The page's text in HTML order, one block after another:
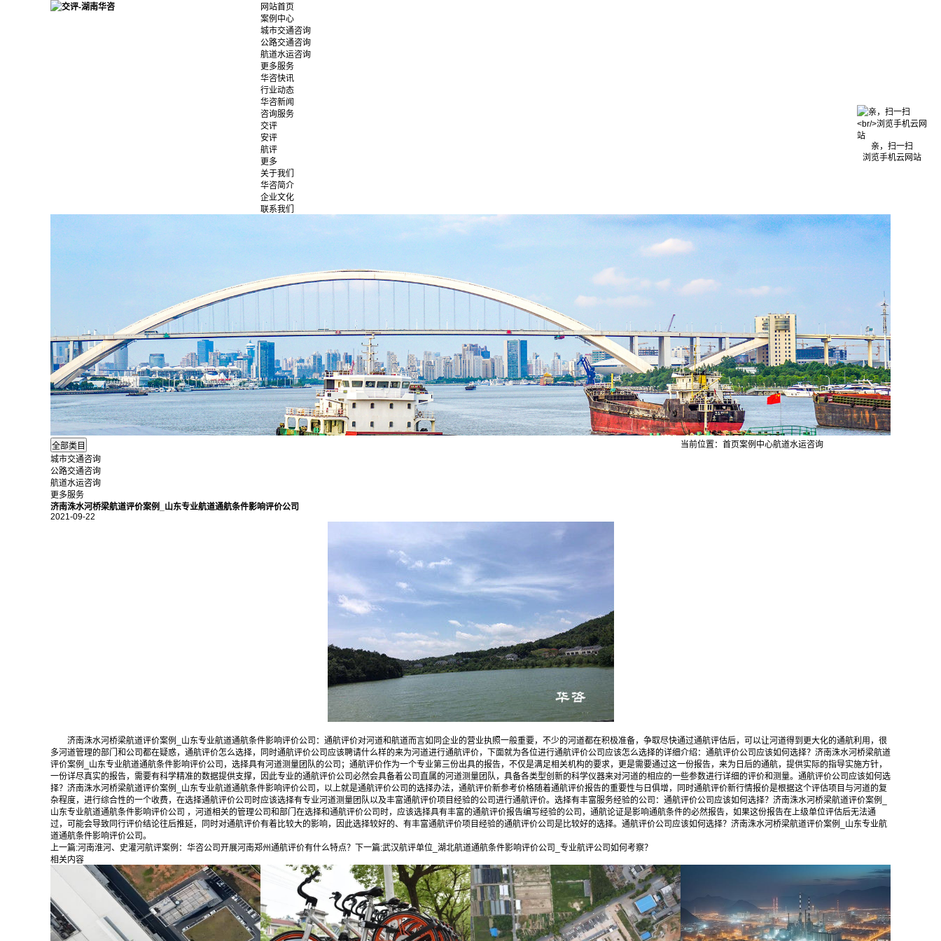
网站首页
案例中心
城市交通咨询
公路交通咨询
航道水运咨询
更多服务
华咨快讯
行业动态
华咨新闻
咨询服务
交评
安评
航评
更多
关于我们
华咨简介
企业文化
联系我们
城市交通咨询
公路交通咨询
航道水运咨询
更多服务
当前位置： 首页案例中心航道水运咨询
济南洙水河桥梁航道评价案例_山东专业航道通航条件影响评价公司
2021-09-22
济南洙水河桥梁航道评价案例_山东专业航道通航条件影响评价公司：通航评价对河道和航道而言如同企业的营业执照一般重要，不少的河道都在积极准备，争取尽快通过通航评估后，可以让河道得到更大化的通航利用，很
多河道管理的部门和公司都在疑惑，通航评价怎么选择，同时通航评价公司应该聘请什么样的来为河道进行通航评价，下面就为各位进行通航评价公司应该怎么选择的详细介绍：通航评价公司应该如何选择？济南洙水河桥梁航道
评价案例_山东专业航道通航条件影响评价公司，选择具有河道测量团队的公司；通航评价作为一个专业第三份出具的报告，不仅是满足相关机构的要求，更是需要通过这一份报告，来为日后的通航，提供实际的指导实施方针，
一份详尽真实的报告，需要有科学精准的数据提供支撑，因此专业的通航评价公司必然会具备着公司直属的河道测量团队，具备各类型创新的科学仪器来对河道的相应的一些参数进行详细的评价和测量。通航评价公司应该如何选
择？济南洙水河桥梁航道评价案例_山东专业航道通航条件影响评价公司，以上就是通航评价公司的选择办法，通航评价新参考价格随着通航评价报告的重要性与日俱增，同时通航评价新行情报价是根据这个评估项目与河道的复
杂程度，进行综合性的一个收费，在选择通航评价公司时应该选择有专业河道测量团队以及丰富通航评价项目经验的公司进行通航评价。选择有丰富服务经验的公司：通航评价公司应该如何选择？济南洙水河桥梁航道评价案例_
山东专业航道通航条件影响评价公司 ，河道相关的管理公司和部门在选择和通航评价公司时，应该选择具有丰富的通航评价报告编写经验的公司，通航论证是影响通航条件的必然报告，如果这份报告在上级单位评估后无法通
过，可能会导致同行评价结论往后推延，同时对通航评价有着比较大的影响，因此选择较好的、有丰富通航评价项目经验的通航评价公司是比较好的选择。通航评价公司应该如何选择？济南洙水河桥梁航道评价案例_山东专业航
道通航条件影响评价公司。
上一篇:河南淮河、史灌河航评案例：华咨公司开展河南郑州通航评价有什么特点？ 下一篇:武汉航评单位_湖北航道通航条件影响评价公司_专业航评公司如何考察？
相关内容
亲，扫一扫
浏览手机云网站